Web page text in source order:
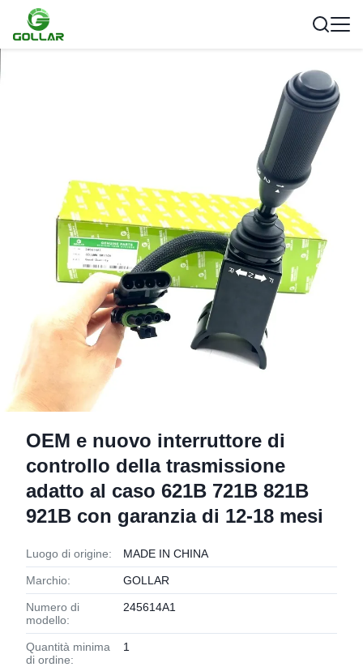
OEM e nuovo interruttore di
controllo della trasmissione
adatto al caso 621B 721B 821B
921B con garanzia di 12-18 mesi
Luogo di origine: MADE IN CHINA
Marchio: GOLLAR
Numero di
modello:
245614A1
Quantità minima
di ordine:
1